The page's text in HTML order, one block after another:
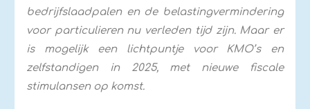
bedrijfslaadpalen en de belastingvermindering
voor particulieren nu verleden tijd zijn. Maar er
is mogelijk een lichtpuntje voor KMO’s en
zelfstandigen in 2025, met nieuwe fiscale
stimulansen op komst.